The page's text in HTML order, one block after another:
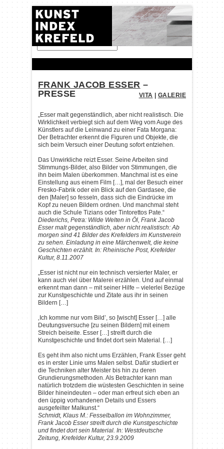
FINDEN:
FRANK JACOB ESSER –
PRESSE
VITA GALERIE
„Esser malt gegenständlich, aber nicht realistisch. Die
Wirklichkeit verbiegt sich auf dem Weg vom Auge des
Künstlers auf die Leinwand zu einer Fata Morgana:
Der Betrachter erkennt die Figuren und Objekte, die
sich beim Versuch einer Deutung sofort entziehen.
Das Unwirkliche reizt Esser. Seine Arbeiten sind
Stimmungs-Bilder, also Bilder von Stimmungen, die
ihn beim Malen überkommen. Manchmal ist es eine
Einstellung aus einem Film […], mal der Besuch einer
Fresko-Fabrik oder ein Blick auf den Gardasee, die
den [Maler] so fesseln, dass sich die Eindrücke im
Kopf zu neuen Bildern ordnen. Und manchmal steht
auch die Schule Tizians oder Tintorettos Pate.“
Diederichs, Petra: Wilde Welten in Öl, Frank Jacob
Esser malt gegenständlich, aber nicht realistisch: Ab
morgen sind 41 Bilder des Krefelders im Kunstverein
zu sehen. Einladung in eine Märchenwelt, die keine
Geschichten erzählt. In: Rheinische Post, Krefelder
Kultur, 8.11.2007
„Esser ist nicht nur ein technisch versierter Maler, er
kann auch viel über Malerei erzählen. Und auf einmal
erkennt man dann – mit seiner Hilfe – vielerlei Bezüge
zur Kunstgeschichte und Zitate aus ihr in seinen
Bildern […]
‚Ich komme nur vom Bild’, so [wischt] Esser […] alle
Deutungsversuche [zu seinen Bildern] mit einem
Streich beiseite. Esser […] streift durch die
Kunstgeschichte und findet dort sein Material. […]
Es geht ihm also nicht ums Erzählen, Frank Esser geht
es in erster Linie ums Malen selbst. Dafür studiert er
die Techniken alter Meister bis hin zu deren
Grundierungsmethoden. Als Betrachter kann man
natürlich trotzdem die wüstesten Geschichten in seine
Bilder hineindeuten – oder man erfreut sich eben an
den üppig vorhandenen Details und Essers
ausgefeilter Malkunst.“
Schmidt, Klaus M.: Fesselballon im Wohnzimmer,
Frank Jacob Esser streift durch die Kunstgeschichte
und findet dort sein Material. In: Westdeutsche
Zeitung, Krefelder Kultur, 23.9.2009